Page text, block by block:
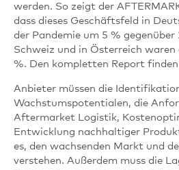
werden. So zeigt der
dass dieses Geschäftsfeld in
der Pandemie um 5 % gegenüber
Schweiz und in Österreich waren
%. Den kompletten Report finden
Anbieter müssen die
Wachstumspotentialen, die
Aftermarket Logistik,
Entwicklung nachhaltiger
es, den wachsenden Markt und
verstehen. Außerdem muss die